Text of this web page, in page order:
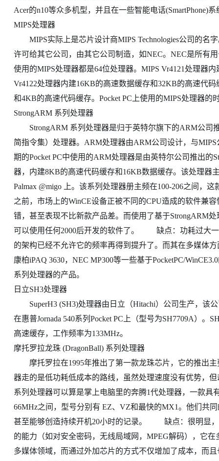
Acer的n10等众多机型，并且在一些智能电话(SmartPhone)
MIPS处理器
MIPS实际上是芯片设计商MIPS Technologies公司的名字
许可给其它公司，由其它公司制造，如NEC。NEC是所有
使用的MIPS处理器都是64位处理器。MIPS Vr4121处理器
Vr4122处理器内建16KB的高速数据缓存和32KB的高速代
和4KB的高速代码缓存。Pocket PC上使用的MIPS处理器的
StrongARM 系列处理器
StrongARM 系列处理器是归于英特尔旗下的ARM公司推
简指令集）处理器。ARM处理器由ARM公司设计，与
期的Pocket PC中使用的ARM处理器是由英特尔公司推出的
器，内建8KB的高速代码缓存和16KB数据缓存。该处理器
Palmax @migo 上。该系列处理器册主频在100-206之间，
之前，市场上的WinCE设备正被不同的CPU造成的软件
错，甚至表现不比新款产品差。而使用了基于
可以使用任何2000后开发的软件了。 缺点：功耗过大一
的架构已经不允许它的频率再得到提升了。而其在多媒
康柏iPAQ 3630，NEC MP300等一些基于PocketPC/
系列处理器的产品。
日立SH3处理器
SuperH3 (SH3)处理器由日立（Hitachi）公司生产，该
在惠普Jornada 540系列Pocket PC上（型号为SH7709A）
高速缓存，工作频率为133MHz。
摩托罗拉龙珠 (DragonBall) 系列处理器
摩托罗拉在1995年推出了第一款龙珠芯片，它的推出主
器走的是低功耗低成本的路线，虽然处理速度没有优势，
系列处理器可以算是掌上电脑里的奔腾1代处理器，一款
66MHz之间，型号分别有 EZ、VZ和最快的MX1。他们共
甚至能够创造持续开机20小时的记录。 缺点：很明显，
的能力（如对安全密码，无线局域网，MPEG解码），它
多媒体领域，而通过外加芯片的方式不仅增加了成本，